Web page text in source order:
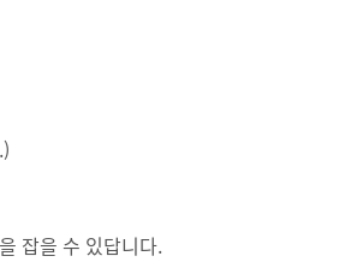
잡을 수 있답니다.